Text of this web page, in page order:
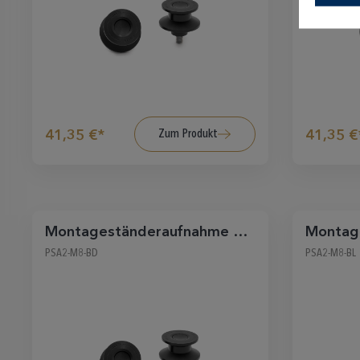
41,35 €* Zum Produkt 41,35
Montageständeraufnahme M8
schwarz-matt
PSA2-M8-BD
blau
PSA2-M8-BL